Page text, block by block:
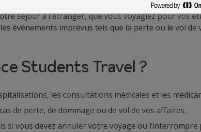
séjour à l'étranger, que vous voyagiez pour vos
événements imprévus tels que la perte ou le vol
Students Travel ?
les consultations médicales et les
de perte, de dommage ou de vol de vos affaires.
si vous devez annuler votre voyage ou